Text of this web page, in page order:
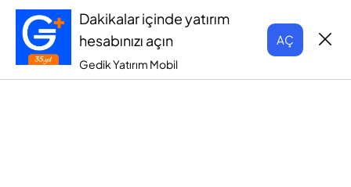
Dakikalar içinde yatırım
hesabınızı açın
Gedik Yatırım Mobil
AÇ